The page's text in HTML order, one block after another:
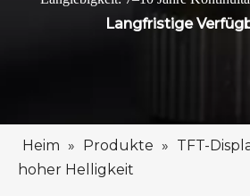
Langfristige
Heim » Produkte » TFT-
hoher Helligkeit